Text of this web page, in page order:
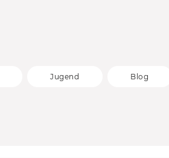
Jugend Blog